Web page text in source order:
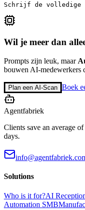
Schrijf de volledige
Wil je meer dan
Prompts zijn leuk, maar
bouwen AI-medewerkers
Plan een AI-Scan Boek
Agentfabriek
Clients save an average
days.
Solutions
Who is it for?AI
Automation SMB